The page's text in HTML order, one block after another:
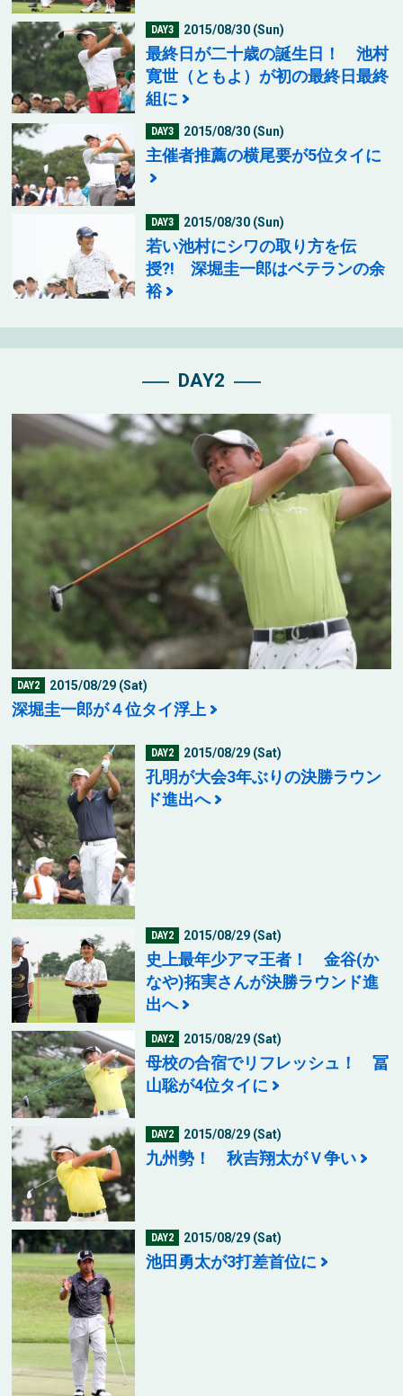
DAY3 2015/08/30 (Sun)
最終日が二十歳の誕生日！ 池村
寛世（ともよ）が初の最終日最終
組に
DAY3 2015/08/30 (Sun)
主催者推薦の横尾要が5位タイに
DAY3 2015/08/30 (Sun)
若い池村にシワの取り方を伝
授?! 深堀圭一郎はベテランの余
裕
DAY2
DAY2 2015/08/29 (Sat)
深堀圭一郎が４位タイ浮上
DAY2 2015/08/29 (Sat)
孔明が大会3年ぶりの決勝ラウン
ド進出へ
DAY2 2015/08/29 (Sat)
史上最年少アマ王者！ 金谷(か
なや)拓実さんが決勝ラウンド進
出へ
DAY2 2015/08/29 (Sat)
母校の合宿でリフレッシュ！ 冨
山聡が4位タイに
DAY2 2015/08/29 (Sat)
九州勢！ 秋吉翔太がＶ争い
DAY2 2015/08/29 (Sat)
池田勇太が3打差首位に